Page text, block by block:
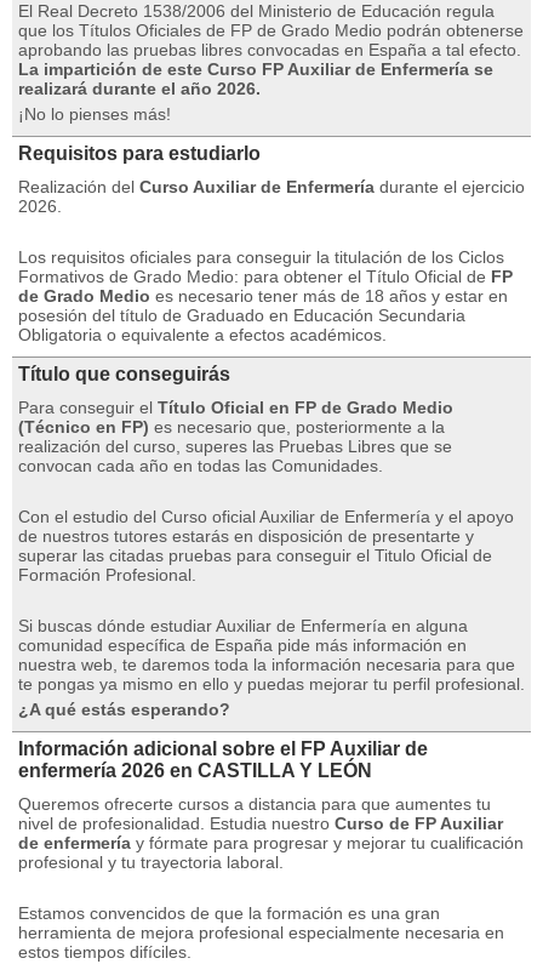
El Real Decreto 1538/2006 del Ministerio de Educación regula
que los Títulos Oficiales de FP de Grado Medio podrán obtenerse
aprobando las pruebas libres convocadas en España a tal efecto.
La impartición de este Curso FP Auxiliar de Enfermería se
realizará durante el año 2026.
¡No lo pienses más!
Requisitos para estudiarlo
Realización del Curso Auxiliar de Enfermería durante el ejercicio
2026.
Los requisitos oficiales para conseguir la titulación de los Ciclos
Formativos de Grado Medio: para obtener el Título Oficial de FP
de Grado Medio es necesario tener más de 18 años y estar en
posesión del título de Graduado en Educación Secundaria
Obligatoria o equivalente a efectos académicos.
Título que conseguirás
Para conseguir el Título Oficial en FP de Grado Medio
(Técnico en FP) es necesario que, posteriormente a la
realización del curso, superes las Pruebas Libres que se
convocan cada año en todas las Comunidades.
Con el estudio del Curso oficial Auxiliar de Enfermería y el apoyo
de nuestros tutores estarás en disposición de presentarte y
superar las citadas pruebas para conseguir el Titulo Oficial de
Formación Profesional.
Si buscas dónde estudiar Auxiliar de Enfermería en alguna
comunidad específica de España pide más información en
nuestra web, te daremos toda la información necesaria para que
te pongas ya mismo en ello y puedas mejorar tu perfil profesional.
¿A qué estás esperando?
Información adicional sobre el FP Auxiliar de
enfermería 2026 en CASTILLA Y LEÓN
Queremos ofrecerte cursos a distancia para que aumentes tu
nivel de profesionalidad. Estudia nuestro Curso de FP Auxiliar
de enfermería y fórmate para progresar y mejorar tu cualificación
profesional y tu trayectoria laboral.
Estamos convencidos de que la formación es una gran
herramienta de mejora profesional especialmente necesaria en
estos tiempos difíciles.